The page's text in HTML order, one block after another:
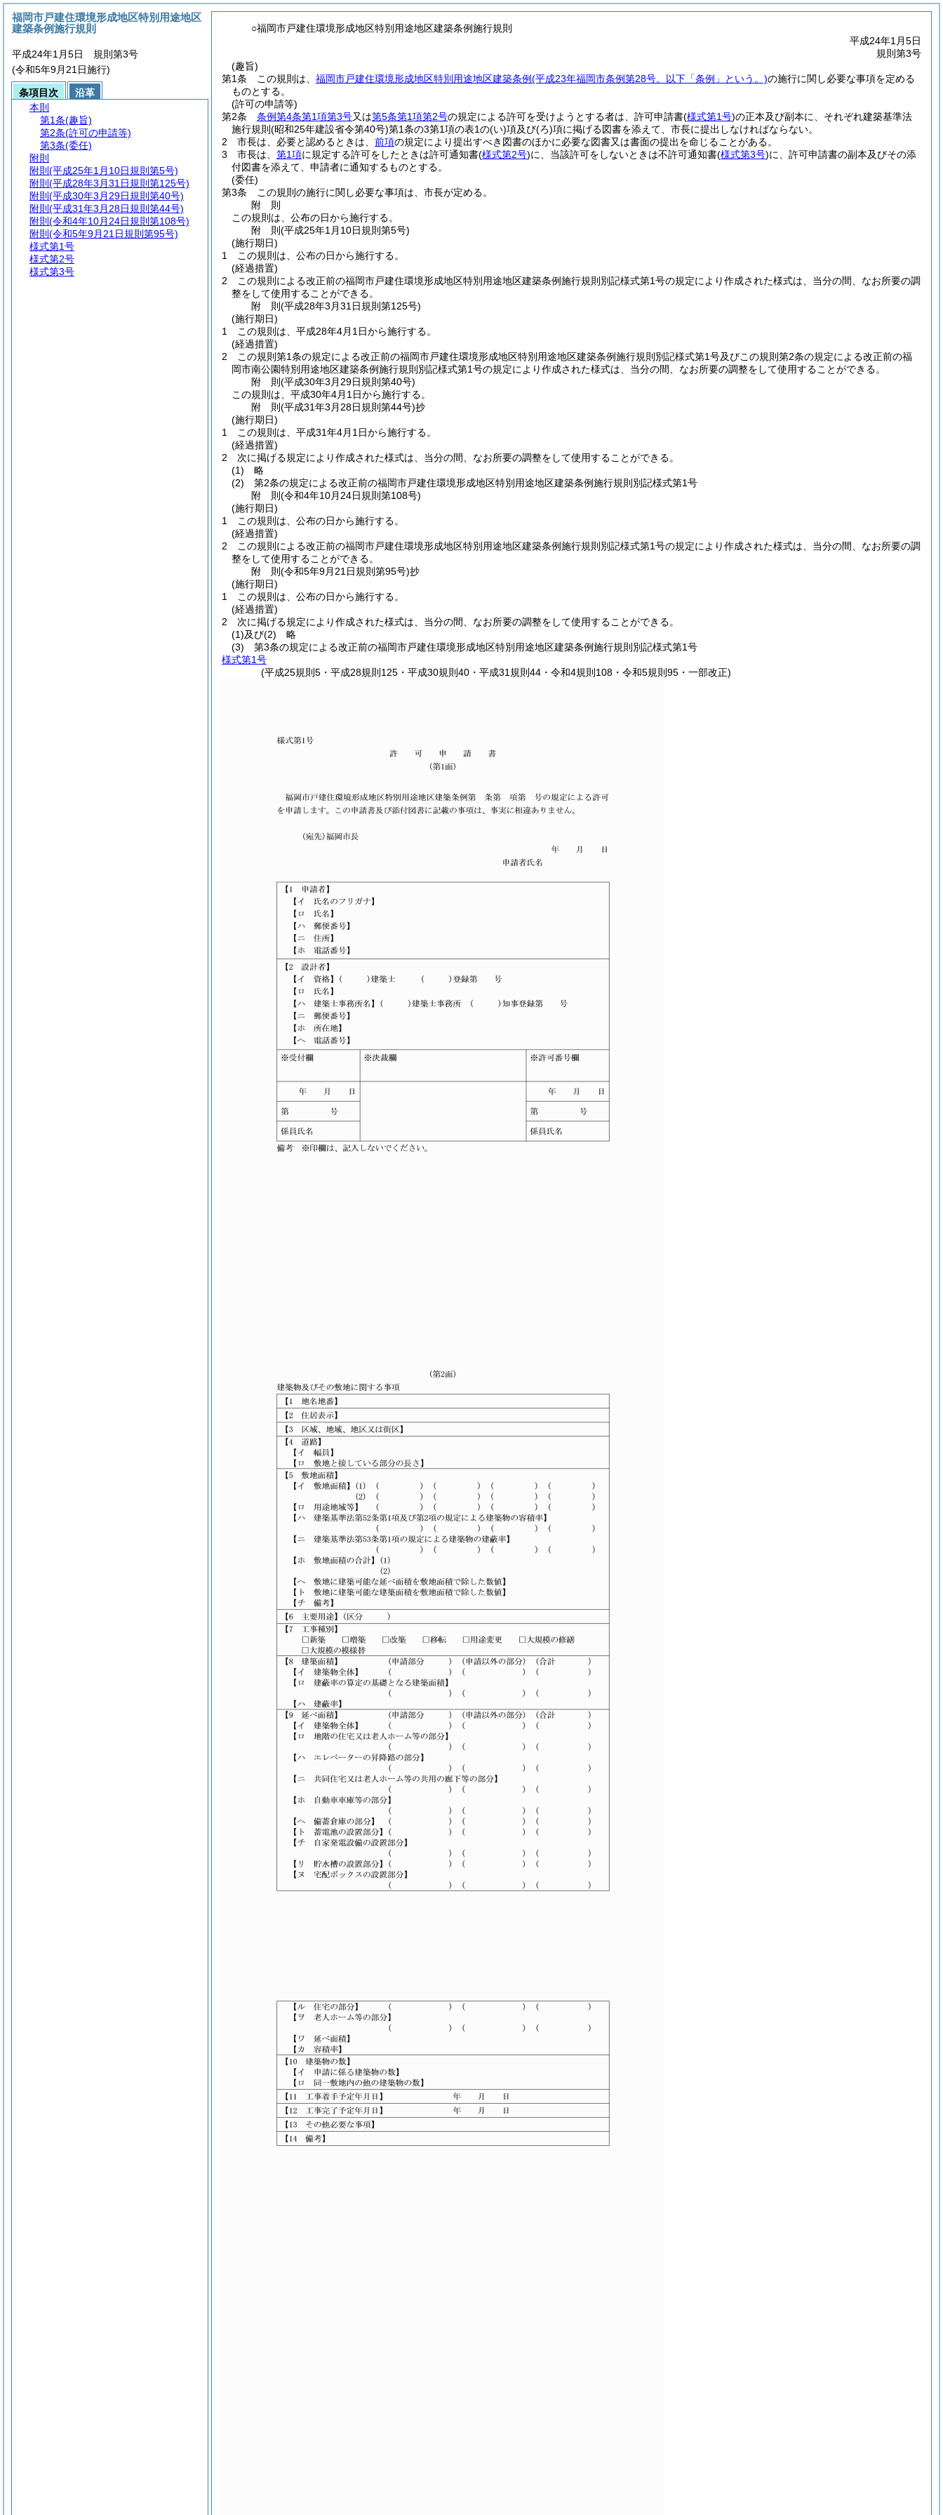
○福岡市戸建住環境形成地区特別用途地区建築条例施行規則
平成24年1月5日
規則第3号
(趣旨)
第1条
この規則は、 福岡市戸建住環境形成地区特別用途地区建築条例(平成23年福岡市条例第28号。以下「条例」という。)の施行に関し必要な事項を定める
ものとする。
(許可の申請等)
第2条
条例第4条第1項第3号又は第5条第1項第2号の規定による許可を受けようとする者は、許可申請書(様式第1号)の正本及び副本に、それぞれ建築基準法
施行規則 (昭和25年建設省令第40号)第1条の3第1項の表1の(い)項及び(ろ)項に掲げる図書を添えて、市長に提出しなければならない。
2
市長は、必要と認めるときは、 前項の規定により提出すべき図書のほかに必要な図書又は書面の提出を命じることがある。
3
市長は、 第1項に規定する許可をしたときは許可通知書(様式第2号)に、当該許可をしないときは不許可通知書(様式第3号)に、許可申請書の副本及びその添
付図書を添えて、申請者に通知するものとする。
(委任)
第3条
この規則の施行に関し必要な事項は、市長が定める。
附 則
この規則は、公布の日から施行する。
附 則(平成25年1月10日規則第5号)
(施行期日)
1
この規則は、公布の日から施行する。
(経過措置)
2
この規則による改正前の福岡市戸建住環境形成地区特別用途地区建築条例施行規則別記様式第1号の規定により作成された様式は、当分の間、なお所要の調
整をして使用することができる。
附 則(平成28年3月31日規則第125号)
(施行期日)
1
この規則は、平成28年4月1日から施行する。
(経過措置)
2
この規則第1条の規定による改正前の福岡市戸建住環境形成地区特別用途地区建築条例施行規則別記様式第1号及びこの規則第2条の規定による改正前の福
岡市南公園特別用途地区建築条例施行規則別記様式第1号の規定により作成された様式は、当分の間、なお所要の調整をして使用することができる。
附 則(平成30年3月29日規則第40号)
この規則は、平成30年4月1日から施行する。
附 則(平成31年3月28日規則第44号)抄
(施行期日)
1
この規則は、平成31年4月1日から施行する。
(経過措置)
2
次に掲げる規定により作成された様式は、当分の間、なお所要の調整をして使用することができる。
(1)
略
(2)
第2条の規定による改正前の福岡市戸建住環境形成地区特別用途地区建築条例施行規則別記様式第1号
附 則(令和4年10月24日規則第108号)
(施行期日)
1
この規則は、公布の日から施行する。
(経過措置)
2
この規則による改正前の福岡市戸建住環境形成地区特別用途地区建築条例施行規則別記様式第1号の規定により作成された様式は、当分の間、なお所要の調
整をして使用することができる。
附 則(令和5年9月21日規則第95号)抄
(施行期日)
1
この規則は、公布の日から施行する。
(経過措置)
2
次に掲げる規定により作成された様式は、当分の間、なお所要の調整をして使用することができる。
(1)及び(2)
略
(3)
第3条の規定による改正前の福岡市戸建住環境形成地区特別用途地区建築条例施行規則別記様式第1号
様式第1号
(平成25規則5・平成28規則125・平成30規則40・平成31規則44・令和4規則108・令和5規則95・一部改正)
福岡市戸建住環境形成地区特別用途地区
建築条例施行規則
平成24年1月5日 規則第3号
(令和5年9月21日施行)
条項目次
沿革
本則
第1条(趣旨)
第2条(許可の申請等)
第3条(委任)
附則
附則 (平成25年1月10日規則第5号)
附則 (平成28年3月31日規則第125号)
附則 (平成30年3月29日規則第40号)
附則 (平成31年3月28日規則第44号)
附則 (令和4年10月24日規則第108号)
附則 (令和5年9月21日規則第95号)
様式第1号
様式第2号
様式第3号